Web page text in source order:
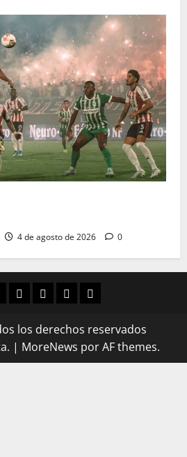
4 de agosto de 2026 0
los derechos reservados
| MoreNews por AF themes.